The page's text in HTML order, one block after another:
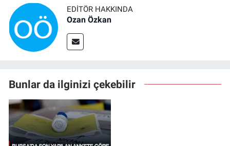
EDITÖR HAKKINDA
Ozan Özkan
Bunlar da ilginizi çekebilir